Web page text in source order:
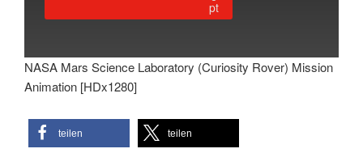
NASA Mars Science Laboratory (Curiosity Rover) Mission
Animation [HDx1280]
teilen teilen